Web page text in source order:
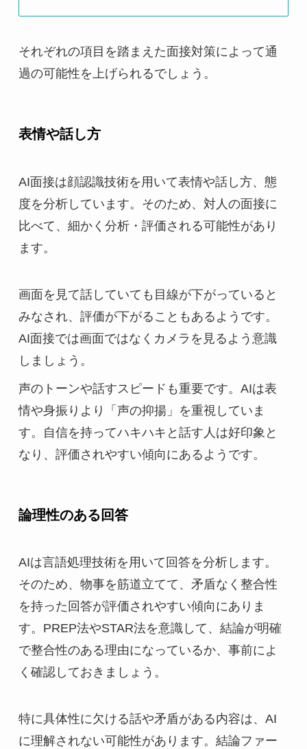
それぞれの項目を踏まえた面接対策によって通
過の可能性を上げられるでしょう。
表情や話し方
AI面接は顔認識技術を用いて表情や話し方、態
度を分析しています。そのため、対人の面接に
比べて、細かく分析・評価される可能性があり
ます。
画面を見て話していても目線が下がっていると
みなされ、評価が下がることもあるようです。
AI面接では画面ではなくカメラを見るよう意識
しましょう。
声のトーンや話すスピードも重要です。AIは表
情や身振りより「声の抑揚」を重視していま
す。自信を持ってハキハキと話す人は好印象と
なり、評価されやすい傾向にあるようです。
論理性のある回答
AIは言語処理技術を用いて回答を分析します。
そのため、物事を筋道立てて、矛盾なく整合性
を持った回答が評価されやすい傾向にありま
す。PREP法やSTAR法を意識して、結論が明確
で整合性のある理由になっているか、事前によ
く確認しておきましょう。
特に具体性に欠ける話や矛盾がある内容は、AI
に理解されない可能性があります。結論ファー